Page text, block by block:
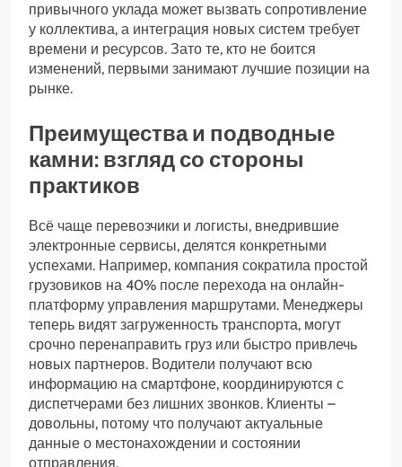
привычного уклада может вызвать сопротивление
у коллектива, а интеграция новых систем требует
времени и ресурсов. Зато те, кто не боится
изменений, первыми занимают лучшие позиции на
рынке.
Преимущества и подводные
камни: взгляд со стороны
практиков
Всё чаще перевозчики и логисты, внедрившие
электронные сервисы, делятся конкретными
успехами. Например, компания сократила простой
грузовиков на 40% после перехода на онлайн-
платформу управления маршрутами. Менеджеры
теперь видят загруженность транспорта, могут
срочно перенаправить груз или быстро привлечь
новых партнеров. Водители получают всю
информацию на смартфоне, координируются с
диспетчерами без лишних звонков. Клиенты –
довольны, потому что получают актуальные
данные о местонахождении и состоянии
отправления.